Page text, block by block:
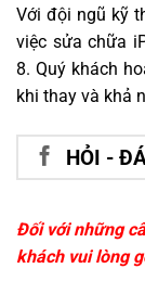
Với đội ngũ kỹ
việc sửa chữa
8. Quý khách
khi thay và khả
HỎI -
Đối với những
khách vui lòng